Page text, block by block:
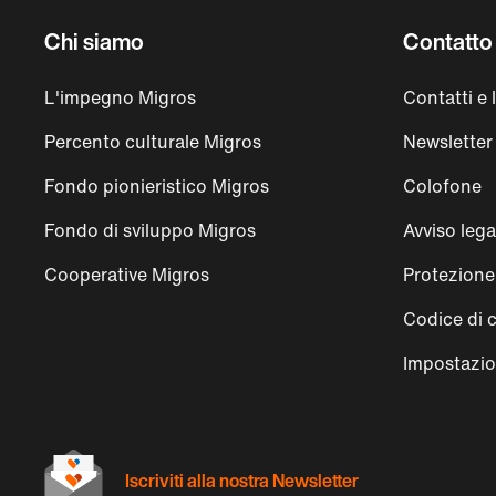
Chi siamo
L'impegno Migros
Percento culturale Migros
Fondo pionieristico Migros
Fondo di sviluppo Migros
Cooperative Migros
Contatti e
Newsletter
Colofone
Avviso
Codice di
Iscriviti alla nostra Newsletter